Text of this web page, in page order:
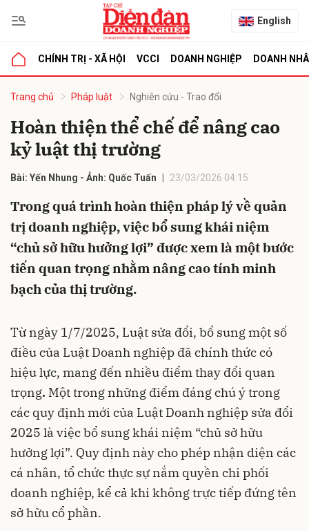
English
CHÍNH TRỊ - XÃ HỘI VCCI DOANH NGHIỆP DOANH
Trang chủ Pháp luật Nghiên cứu - Trao đổi
Hoàn thiện thể chế để nâng cao
kỷ luật thị trường
Bài: Yến Nhung - Ảnh: Quốc Tuấn 23/03/2026 04:15
Trong quá trình hoàn thiện pháp lý về quản
trị doanh nghiệp, việc bổ sung khái niệm
“chủ sở hữu hưởng lợi” được xem là một bước
tiến quan trọng nhằm nâng cao tính minh
bạch của thị trường.
Từ ngày 1/7/2025, Luật sửa đổi, bổ sung một số
điều của Luật Doanh nghiệp đã chính thức có
hiệu lực, mang đến nhiều điểm thay đổi quan
trọng. Một trong những điểm đáng chú ý trong
các quy định mới của Luật Doanh nghiệp sửa đổi
2025 là việc bổ sung khái niệm “chủ sở hữu
hưởng lợi”. Quy định này cho phép nhận diện các
cá nhân, tổ chức thực sự nắm quyền chi phối
doanh nghiệp, kể cả khi không trực tiếp đứng tên
sở hữu cổ phần.
luận
Hủy